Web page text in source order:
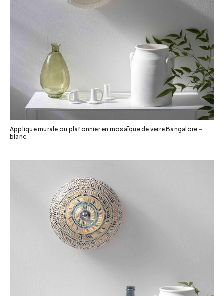
Applique murale ou plafonnier en mosaïque de verre Bangalore –
blanc